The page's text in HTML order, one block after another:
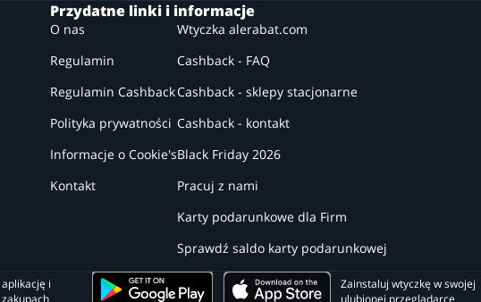
Przydatne linki i informacje
O nas
Regulamin
Regulamin Cashback
Polityka prywatności
Informacje o Cookie's
Kontakt
Wtyczka alerabat.com
Cashback - FAQ
Cashback - sklepy stacjonarne
Cashback - kontakt
Black Friday 2026
Pracuj z nami
Karty podarunkowe dla Firm
Sprawdź saldo karty podarunkowej
i
Zainstaluj wtyczkę w swojej
ulubionej przeglądarce